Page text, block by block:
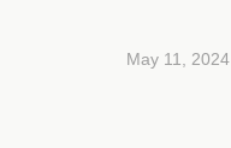
May 11, 2024